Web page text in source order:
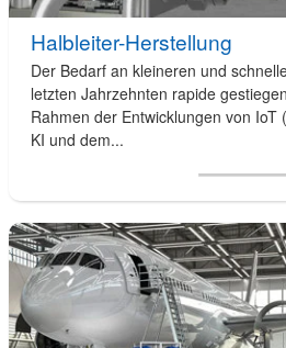
Halbleiter-Herstellung
Der Bedarf an kleineren und
letzten Jahrzehnten rapide
Rahmen der Entwicklungen von
KI und dem...